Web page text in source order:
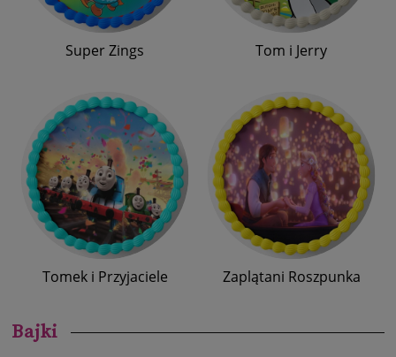
Super Zings Tom i Jerry
Tomek i Przyjaciele Zaplątani Roszpunka
Bajki